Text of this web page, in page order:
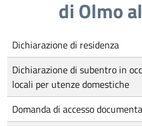
di Olmo
Dichiarazione di residenza
Dichiarazione di subentro in
locali per utenze domestiche
Domanda di accesso